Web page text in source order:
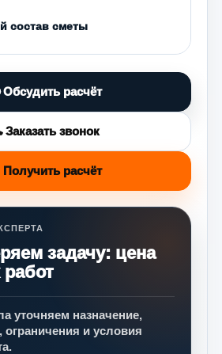
состав сметы
Обсудить расчёт
Заказать звонок
Получить расчёт
задачу: цена
уточняем назначение,
и условия